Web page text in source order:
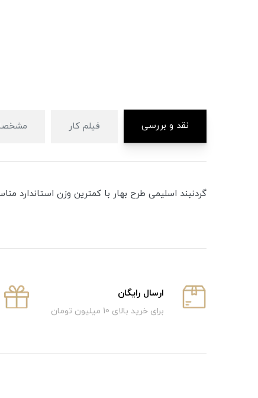
نقد و بررسی فیلم کار
گردنبند اسلیمی طرح بهار با کمترین وزن استاندارد
ارسال رایگان
برای خرید بالای 10 میلیون تومان